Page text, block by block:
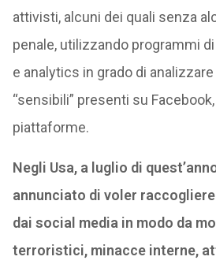
attivisti, alcuni dei quali senza
penale, utilizzando programmi
e analytics in grado di
“sensibili” presenti su
piattaforme.
Negli Usa, a luglio di
annunciato di voler
dai social media in modo da
terroristici, minacce interne,